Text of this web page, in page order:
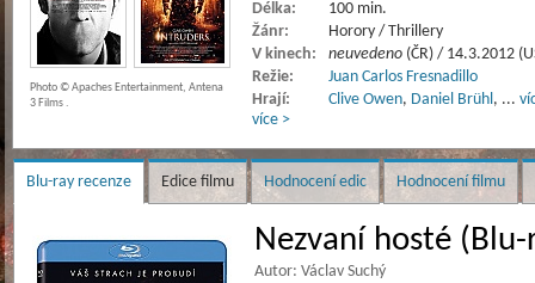
Délka:
100 min.
Žánr:
Horory / Thrillery
V kinech:
neuvedeno (ČR) / 14.3.2012
Režie:
Juan Carlos Fresnadillo
Hrají:
Clive Owen, Daniel Brühl , ...
více >
Photo © Apaches Entertainment, Antena
3 Films .
Blu-ray recenze Edice filmu Hodnocení edic Hodnocení filmu
Nezvaní hosté (Blu-
Autor: Václav Suchý